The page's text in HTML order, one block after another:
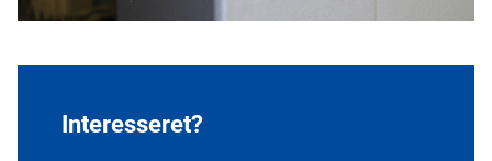
Interesseret?